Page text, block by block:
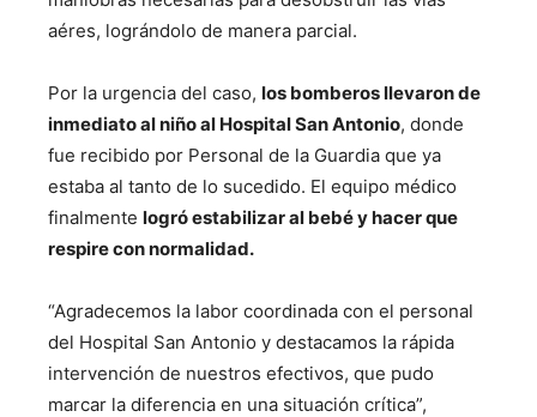
aéres, lográndolo de manera parcial.
Por la urgencia del caso, los bomberos llevaron de
inmediato al niño al Hospital San Antonio, donde
fue recibido por Personal de la Guardia que ya
estaba al tanto de lo sucedido. El equipo médico
finalmente logró estabilizar al bebé y hacer que
respire con normalidad.
“Agradecemos la labor coordinada con el personal
del Hospital San Antonio y destacamos la rápida
intervención de nuestros efectivos, que pudo
marcar la diferencia en una situación crítica”,